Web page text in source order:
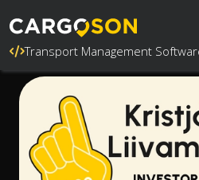
Transport Management